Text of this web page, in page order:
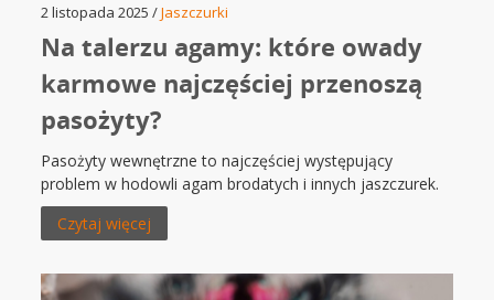
2 listopada 2025 /Jaszczurki
Na talerzu agamy: które owady
karmowe najczęściej przenoszą
pasożyty?
Pasożyty wewnętrzne to najczęściej występujący
problem w hodowli agam brodatych i innych jaszczurek.
Czytaj więcej